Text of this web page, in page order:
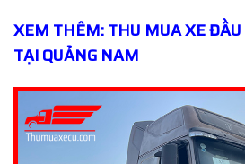
XEM THÊM: THU MUA XE ĐẦU
TẠI QUẢNG NAM